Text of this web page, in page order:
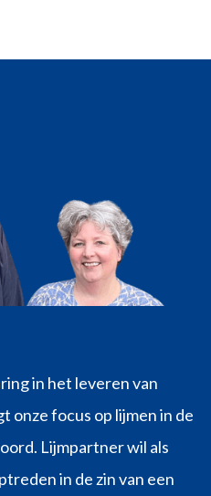
in het leveren van
onze focus op lijmen in de
Lijmpartner wil als
in de zin van een